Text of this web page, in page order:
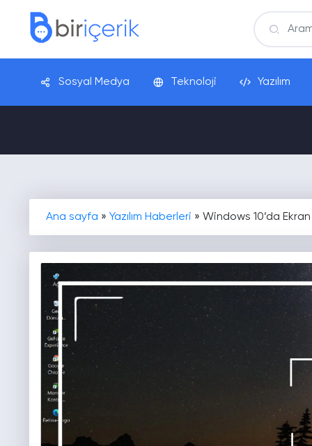
Sosyal Medya Teknoloji Yazılım
Ana sayfa » Yazılım Haberleri » Windows 10’da